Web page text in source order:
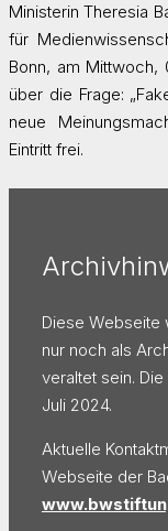
Ministerin Theresia
für
Bonn, am Mittwoch,
über die Frage:
neue
Eintritt frei.
Diese Webseite
nur noch als
veraltet sein.
Juli 2024.
Aktuelle
Webseite der